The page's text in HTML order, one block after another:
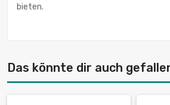
bieten.
Das könnte dir auch